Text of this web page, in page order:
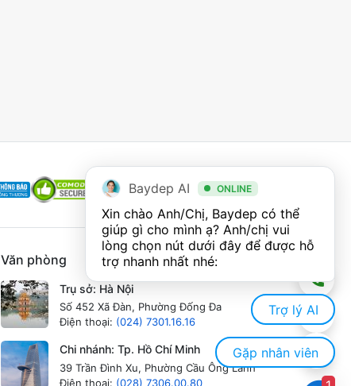
Văn phòng
Trụ sở: Hà Nội
Số 452 Xã Đàn, Phường Đống Đa
Điện thoại: (024) 7301.16.16
Chi nhánh: Tp. Hồ Chí Minh
39 Trần Đình Xu, Phường Cầu Ông Lãnh
Điện thoại: (028) 7306.00.80
Baydep AI ONLINE
Xin chào Anh/Chị, Baydep có thể
giúp gì cho mình ạ? Anh/chị vui
lòng chọn nút dưới đây để được hỗ
trợ nhanh nhất nhé:
Trợ lý AI
Gặp nhân viên